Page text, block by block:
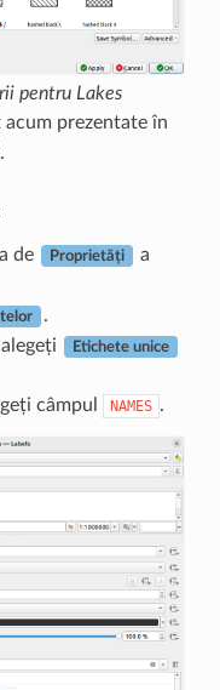
pentru Lakes
acum prezentate în
de Proprietăți
a
.
Etichete unice
câmpul NAMES .